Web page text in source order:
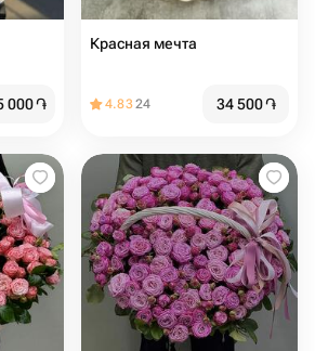
000֏
Красная мечта
4.8324 34 500֏